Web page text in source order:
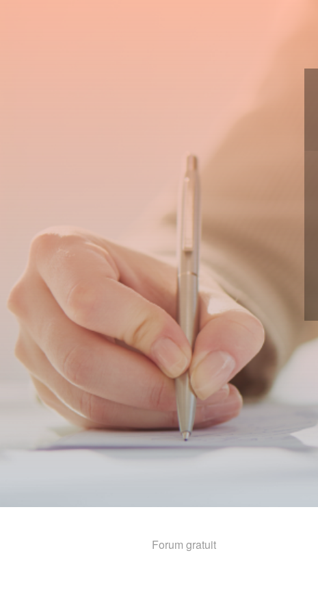
Forum gratuit